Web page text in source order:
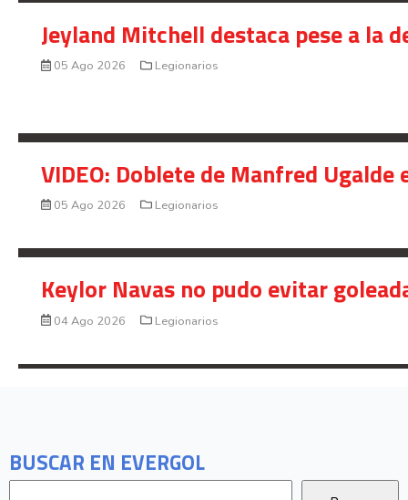
BUSCAR EN EVERGOL
Jeyland Mitchell destaca pese a la
05 Ago 2026 Legionarios
VIDEO: Doblete de Manfred
05 Ago 2026 Legionarios
Keylor Navas no pudo evitar
04 Ago 2026 Legionarios